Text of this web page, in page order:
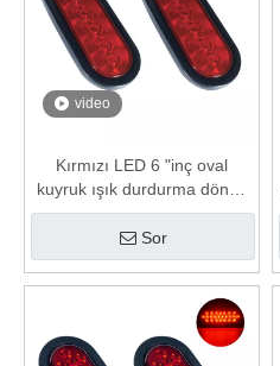
video
Kırmızı LED 6 "inç oval
kuyruk ışık durdurma dönüş
lambası su geçirmez
Sor